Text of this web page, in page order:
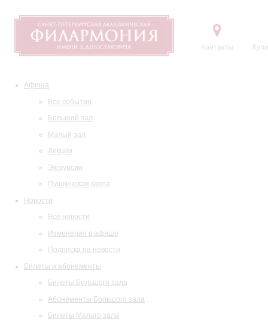
Контакты
Афиша
Все события
Большой зал
Малый зал
Лекции
Экскурсии
Пушкинская карта
Новости
Все новости
Изменения в афише
Подписка на новости
Билеты и абонементы
Билеты Большого зала
Абонементы Большого зала
Билеты Малого зала